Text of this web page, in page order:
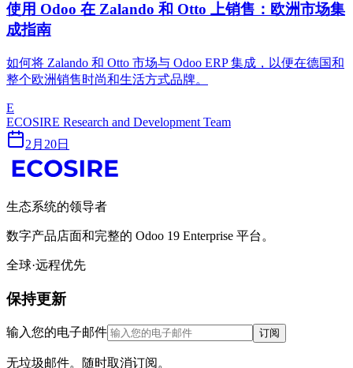
使用 Odoo 在 Zalando 和 Otto 上销售：欧洲市场集
成指南
如何将 Zalando 和 Otto 市场与 Odoo ERP 集成，以便在德国和
整个欧洲销售时尚和生活方式品牌。
E
ECOSIRE Research and Development Team
2月20日
生态系统的领导者
数字产品店面和完整的 Odoo 19 Enterprise 平台。
全球·远程优先
保持更新
输入您的电子邮件 订阅
无垃圾邮件。随时取消订阅。